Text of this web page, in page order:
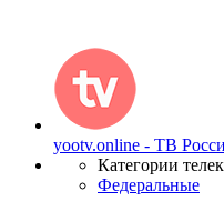
yootv.online - ТВ
Категории
Федеральные